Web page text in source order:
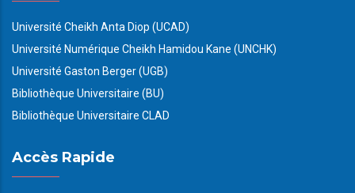
Université Cheikh Anta Diop (UCAD)
Université Numérique Cheikh Hamidou Kane (UNCHK)
Université Gaston Berger (UGB)
Bibliothèque Universitaire (BU)
Bibliothèque Universitaire CLAD
Accès Rapide